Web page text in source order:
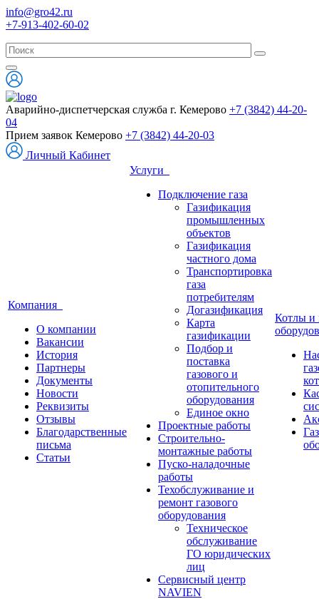
info@gro42.ru
+7-913-402-60-02
Аварийно-диспетчерская служба г. Кемерово +7 (3842) 44-20-
04
Прием заявок Кемерово +7 (3842) 44-20-03
Личный Кабинет
Компания
О компании
Вакансии
История
Партнеры
Документы
Новости
Реквизиты
Отзывы
Благодарственные
письма
Статьи
Услуги
Подключение газа
Газификация
промышленных
объектов
Газификация
частного дома
Транспортировка
газа
потребителям
Догазификация
Карта
газификации
Подбор и
поставка
газового и
отопительного
оборудования
Единое окно
Проектные работы
Строительно-
монтажные работы
Пуско-наладочные
работы
Техобслуживание и
ремонт газового
оборудования
Техническое
обслуживание
ГО юридических
лиц
Сервисный центр
NAVIEN
Котлы и